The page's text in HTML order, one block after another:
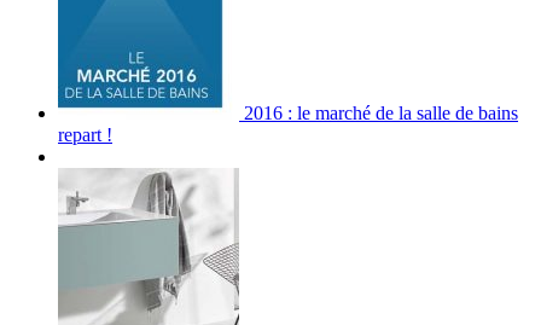
2016 : le marché de la salle de bains
repart !